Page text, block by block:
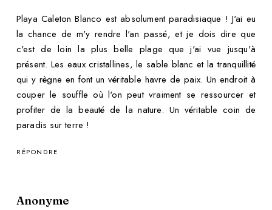
Playa Caleton Blanco est absolument paradisiaque ! J'ai eu
la chance de m'y rendre l'an passé, et je dois dire que
c'est de loin la plus belle plage que j'ai vue jusqu'à
présent. Les eaux cristallines, le sable blanc et la tranquillité
qui y règne en font un véritable havre de paix. Un endroit à
couper le souffle où l'on peut vraiment se ressourcer et
profiter de la beauté de la nature. Un véritable coin de
paradis sur terre !
RÉPONDRE
Anonyme